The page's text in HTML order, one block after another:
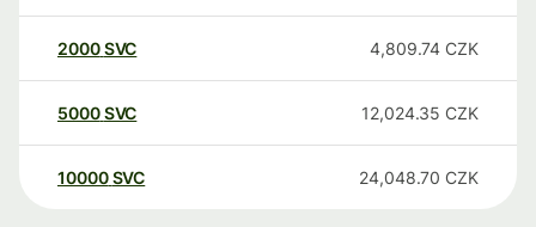
2000SVC 4,809.74 CZK
5000SVC 12,024.35 CZK
10000 SVC 24,048.70 CZK